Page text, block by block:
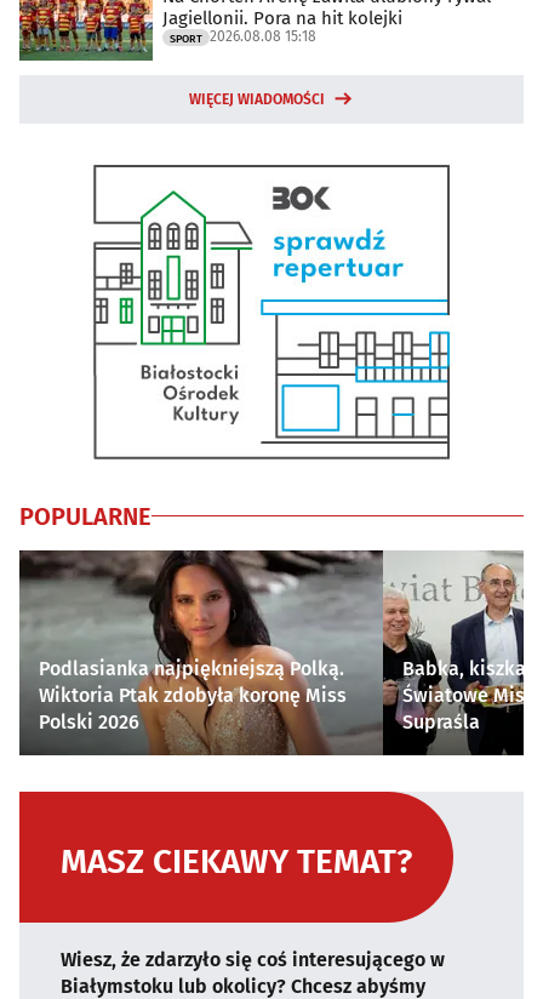
Jagiellonii. Pora na hit kolejki
SPORT 2026.08.08 15:18
WIĘCEJ WIADOMOŚCI
POPULARNE
Podlasianka najpiękniejszą Polką.
Wiktoria Ptak zdobyła koronę Miss
Polski 2026
Babka, kiszka i
Światowe
Supraśla
MASZ CIEKAWY TEMAT?
Wiesz, że zdarzyło się coś interesującego w
Białymstoku lub okolicy? Chcesz abyśmy